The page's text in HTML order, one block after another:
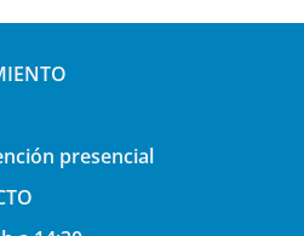
presencial